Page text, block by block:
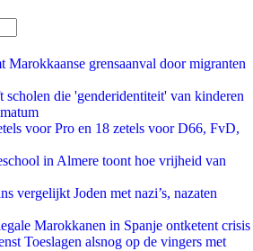
Marokkaanse grensaanval door migranten
scholen die 'genderidentiteit' van kinderen
voor Pro en 18 zetels voor D66, FvD,
in Almere toont hoe vrijheid van
vergelijkt Joden met nazi’s, nazaten
Marokkanen in Spanje ontketent crisis
Toeslagen alsnog op de vingers met